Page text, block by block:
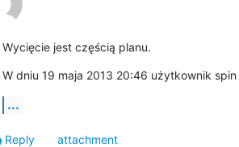
Wycięcie jest częścią planu.
W dniu 19 maja 2013 20:46 użytkownik spin
...
Reply
attachment